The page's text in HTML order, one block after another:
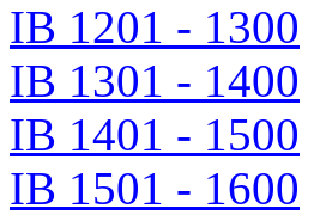
IB 1201 - 1300
IB 1301 - 1400
IB 1401 - 1500
IB 1501 - 1600